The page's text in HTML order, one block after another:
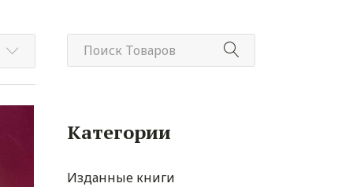
Категории
Изданные книги